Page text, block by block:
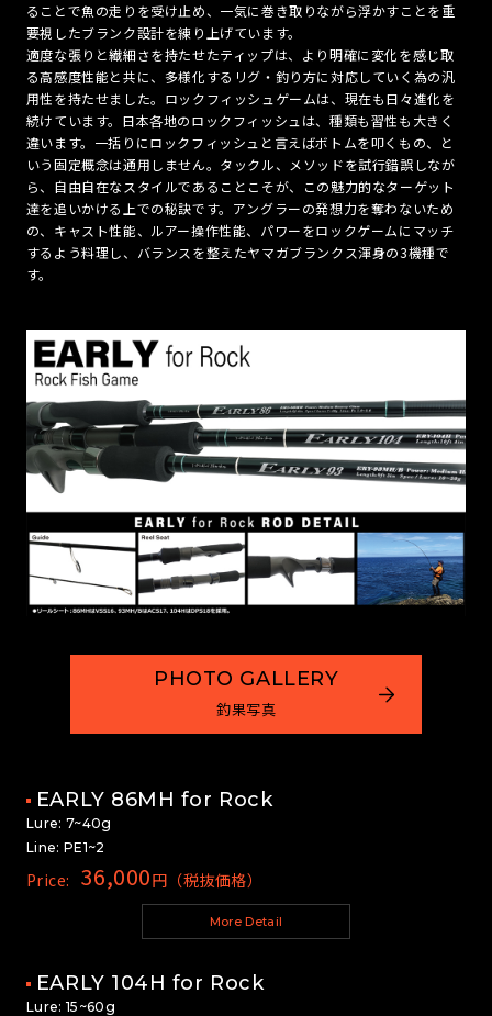
ることで魚の走りを受け止め、一気に巻き取りながら浮かすことを重
要視したブランク設計を練り上げています。
適度な張りと繊細さを持たせたティップは、より明確に変化を感じ取
る高感度性能と共に、多様化するリグ・釣り方に対応していく為の汎
用性を持たせました。ロックフィッシュゲームは、現在も日々進化を
続けています。日本各地のロックフィッシュは、種類も習性も大きく
違います。一括りにロックフィッシュと言えばボトムを叩くもの、と
いう固定概念は通用しません。タックル、メソッドを試行錯誤しなが
ら、自由自在なスタイルであることこそが、この魅力的なターゲット
達を追いかける上での秘訣です。アングラーの発想力を奪わないため
の、キャスト性能、ルアー操作性能、パワーをロックゲームにマッチ
するよう料理し、バランスを整えたヤマガブランクス渾身の3機種で
す。
PHOTO GALLERY
釣果写真
EARLY 86MH for Rock
Lure: 7~40g
Line: PE1~2
Price: 36,000円（税抜価格）
More Detail
EARLY 104H for Rock
Lure: 15~60g